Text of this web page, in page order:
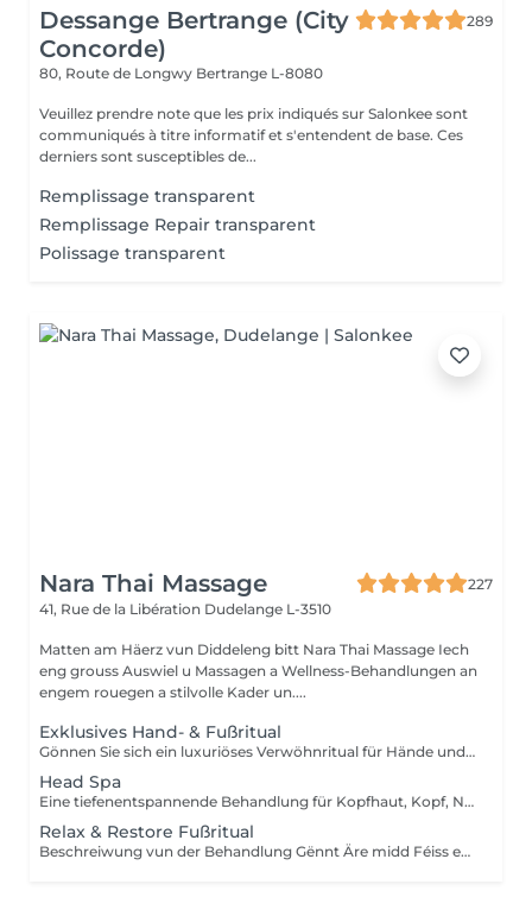
Dessange Bertrange (City
Concorde)
289
80, Route de Longwy Bertrange L-8080
Veuillez prendre note que les prix indiqués sur Salonkee sont
communiqués à titre informatif et s'entendent de base. Ces
derniers sont susceptibles de...
Remplissage transparent
Remplissage Repair transparent
Polissage transparent
Nara Thai Massage
227
41, Rue de la Libération Dudelange L-3510
Matten am Häerz vun Diddeleng bitt Nara Thai Massage Iech
eng grouss Auswiel u Massagen a Wellness-Behandlungen an
engem rouegen a stilvolle Kader un....
Exklusives Hand- & Fußritual
Gönnen Sie sich ein luxuriöses Verwöhnritual für Hände und Füße, das die Haut pflegt, geschmeidig macht und für ein rundum entspanntes Wohlgefühl sorgt. Fußbehandlung (45 Min.) Fußbad Fußpeeling Fußmassage Warme Paraffinbehandlung Handbehandlung (30 Min.) Handpeeling Handmassage Warme Paraffinbehandlung Diese exklusive Behandlung kombiniert Peeling, Massage und die wohltuende Wärme von Paraffin, um die Haut intensiv zu pflegen, trockene Stellen zu revitalisieren und Händen sowie Füßen neue Geschmeidigkeit zu verleihen.
Head Spa
Eine tiefenentspannende Behandlung für Kopfhaut, Kopf, Nacken und allgemeines Wohlbefinden. Sanfte Massagetechniken helfen dabei, Verspannungen zu lösen, die Durchblutung anzuregen und ein angenehmes Gefühl von Entspannung zu fördern, während Kopfhaut und Haare gepflegt werden. Die Behandlung umfasst eine entspannende Kopfhautmassage, eine Haarwäsche sowie das anschließende Föhnen der Haare. Ideal zum Stressabbau, zur Entspannung und für einen wohltuenden Wellness-Moment.
Relax & Restore Fußritual
Beschreiwung vun der Behandlung Gënnt Äre midd Féiss eng erfrëschend an entspaanend Foussfleeg. Wielt tëschent enger essentieller Behandlung vun 30 Minutten oder engem komplette Ritual vu 60 Minutten, mat enger entspaanender Massage vum Kapp, Genéck a Schëlleren. 30 Min. · 69 € — Essentiell Foussfleeg Foussbad, Peeling, nährend Crème-Mask fir d'Féiss an entspaanend Foussmassage. Foussmask-Socken an d'Paraffinbehandlung sinn net abegraff. 60 Min. · 129 € — Komplett Foussfleeg an Entspanung vum Uewerkierper Foussbad, Peeling, nährend Crème-Mask, Foussmask-Socken, waarm Paraffinbehandlung an entspaanend Foussmassage. Wärend d'Foussmask awierkt, genéisst Dir eng 15-Minutte-Massage vum Kapp, Genéck a Schëlleren, déi an der gesamter Behandlungsdauer vu 60 Minutten abegraff ass.